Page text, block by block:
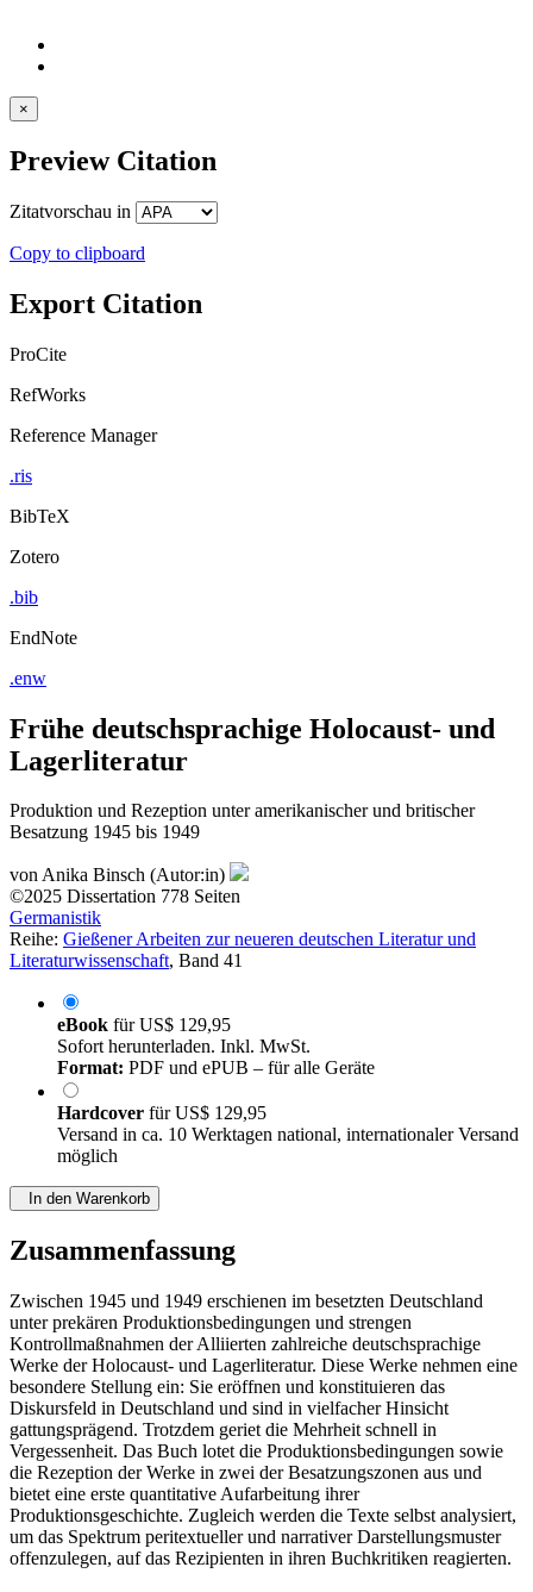
×
Preview Citation
Zitatvorschau in
Copy to clipboard
Export Citation
ProCite
RefWorks
Reference Manager
.ris
BibTeX
Zotero
.bib
EndNote
.enw
Frühe deutschsprachige Holocaust- und
Lagerliteratur
Produktion und Rezeption unter amerikanischer und britischer
Besatzung 1945 bis 1949
vonAnika Binsch (Autor:in)
©2025 Dissertation 778 Seiten
Germanistik
Reihe: Gießener Arbeiten zur neueren deutschen Literatur und
Literaturwissenschaft, Band 41
eBook fürUS$ 129,95
Sofort herunterladen. Inkl. MwSt.
Format: PDF und ePUB – für alle Geräte
Hardcover fürUS$ 129,95
Versand in ca. 10 Werktagen national, internationaler Versand
möglich
In den Warenkorb
Zusammenfassung
Zwischen 1945 und 1949 erschienen im besetzten Deutschland
unter prekären Produktionsbedingungen und strengen
Kontrollmaßnahmen der Alliierten zahlreiche deutschsprachige
Werke der Holocaust- und Lagerliteratur. Diese Werke nehmen eine
besondere Stellung ein: Sie eröffnen und konstituieren das
Diskursfeld in Deutschland und sind in vielfacher Hinsicht
gattungsprägend. Trotzdem geriet die Mehrheit schnell in
Vergessenheit. Das Buch lotet die Produktionsbedingungen sowie
die Rezeption der Werke in zwei der Besatzungszonen aus und
bietet eine erste quantitative Aufarbeitung ihrer
Produktionsgeschichte. Zugleich werden die Texte selbst analysiert,
um das Spektrum peritextueller und narrativer Darstellungsmuster
offenzulegen, auf das Rezipienten in ihren Buchkritiken reagierten.